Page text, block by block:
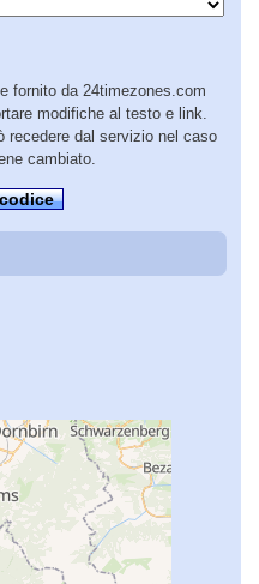
fornito da 24timezones.com
modifiche al testo e link.
recedere dal servizio nel caso
cambiato.